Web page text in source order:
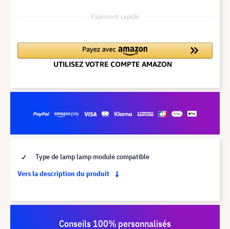
Paiement rapide
Type de lamp lamp module compatible
Vers la description du produit
Conseils 100% personnalisés